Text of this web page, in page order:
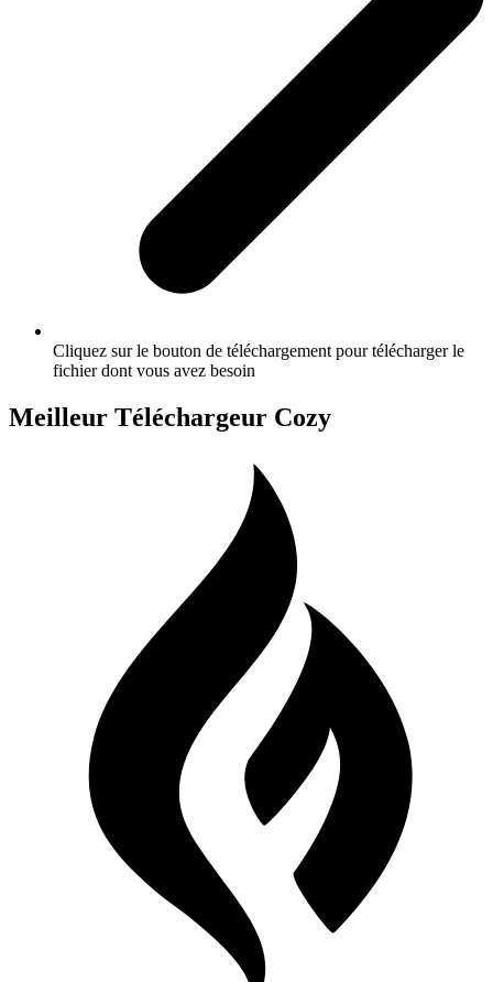
Cliquez sur le bouton de téléchargement pour télécharger le
fichier dont vous avez besoin
Meilleur Téléchargeur Cozy